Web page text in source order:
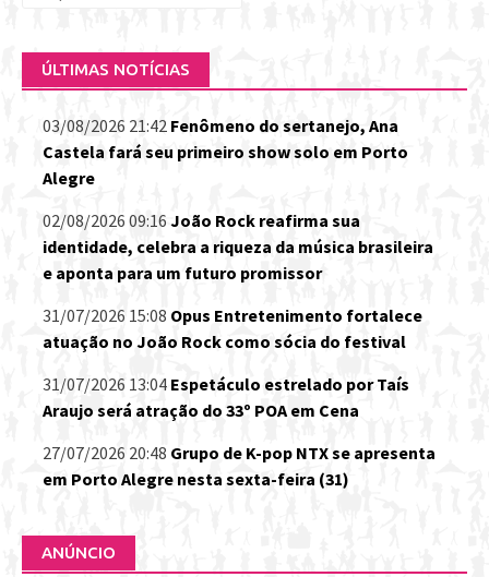
ÚLTIMAS NOTÍCIAS
03/08/2026 21:42 Fenômeno do sertanejo, Ana
Castela fará seu primeiro show solo em Porto
Alegre
02/08/2026 09:16 João Rock reafirma sua
identidade, celebra a riqueza da música brasileira
e aponta para um futuro promissor
31/07/2026 15:08 Opus Entretenimento fortalece
atuação no João Rock como sócia do festival
31/07/2026 13:04 Espetáculo estrelado por Taís
Araujo será atração do 33º POA em Cena
27/07/2026 20:48 Grupo de K-pop NTX se apresenta
em Porto Alegre nesta sexta-feira (31)
ANÚNCIO